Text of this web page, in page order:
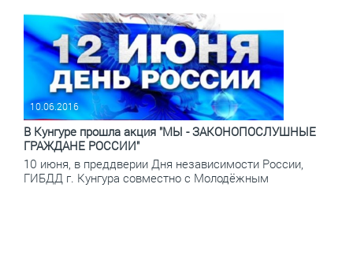
10.06.2016
В Кунгуре прошла акция "МЫ - ЗАКОНОПОСЛУШНЫЕ
ГРАЖДАНЕ РОССИИ"
10 июня, в преддверии Дня независимости России,
ГИБДД г. Кунгура совместно с Молодёжным